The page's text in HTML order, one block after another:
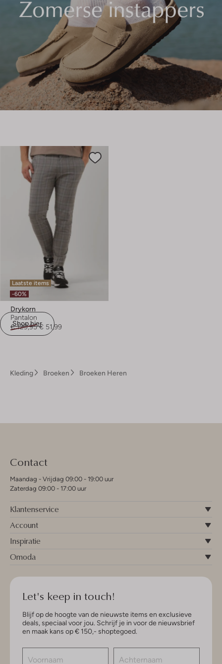
Shop hier
Laatste items
-60%
Drykorn
Pantalon
€ 129,95 € 51,99
Kleding Broeken Broeken Heren
Contact
Maandag - Vrijdag 09:00 - 19:00 uur
Zaterdag 09:00 - 17:00 uur
Klantenservice
Account
Inspiratie
Omoda
Let's keep in touch!
Blijf op de hoogte van de nieuwste items en exclusieve
deals, speciaal voor jou. Schrijf je in voor de nieuwsbrief
en maak kans op € 150,- shoptegoed.